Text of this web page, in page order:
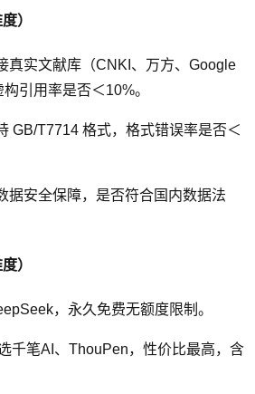
）
真实文献库（CNKI、万方、Google
引用率是否＜10%。
GB/T7714 格式，格式错误率是否＜
据安全保障，是否符合国内数据法
）
，永久免费无额度限制。
千笔AI、ThouPen，性价比最高，含